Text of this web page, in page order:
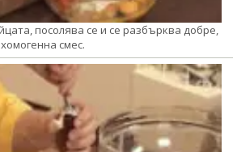
посолява се и се разбърква добре,
смес.